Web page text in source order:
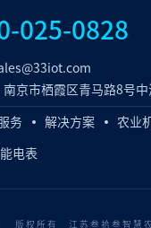
025-0828
京市栖霞区青马路8号中
务 解决方案 农业
电表
版权所有 江苏叁拾叁智慧